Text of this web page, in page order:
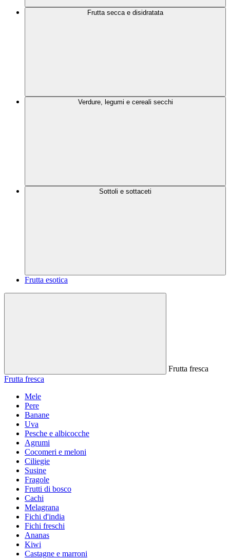
Frutta secca e disidratata
Verdure, legumi e cereali secchi
Sottoli e sottaceti
Frutta esotica
Frutta fresca
Frutta fresca
Mele
Pere
Banane
Uva
Pesche e albicocche
Agrumi
Cocomeri e meloni
Ciliegie
Susine
Fragole
Frutti di bosco
Cachi
Melagrana
Fichi d'india
Fichi freschi
Ananas
Kiwi
Castagne e marroni